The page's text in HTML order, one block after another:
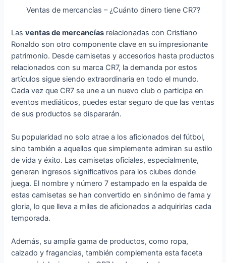
Ventas de mercancías – ¿Cuánto dinero tiene CR7?
Lasventas de mercancías relacionadas con Cristiano
Ronaldo son otro componente clave en su impresionante
patrimonio. Desde camisetas y accesorios hasta productos
relacionados con su marca CR7, la demanda por estos
artículos sigue siendo extraordinaria en todo el mundo.
Cada vez que CR7 se une a un nuevo club o participa en
eventos mediáticos, puedes estar seguro de que las ventas
de sus productos se dispararán.
Su popularidad no solo atrae a los aficionados del fútbol,
sino también a aquellos que simplemente admiran su estilo
de vida y éxito. Las camisetas oficiales, especialmente,
generan ingresos significativos para los clubes donde
juega. El nombre y número 7 estampado en la espalda de
estas camisetas se han convertido en sinónimo de fama y
gloria, lo que lleva a miles de aficionados a adquirirlas cada
temporada.
Además, su amplia gama de productos, como ropa,
calzado y fragancias, también complementa esta faceta